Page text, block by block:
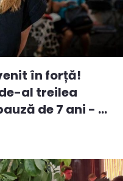
în forță!
al treilea
de 7 ani - ...